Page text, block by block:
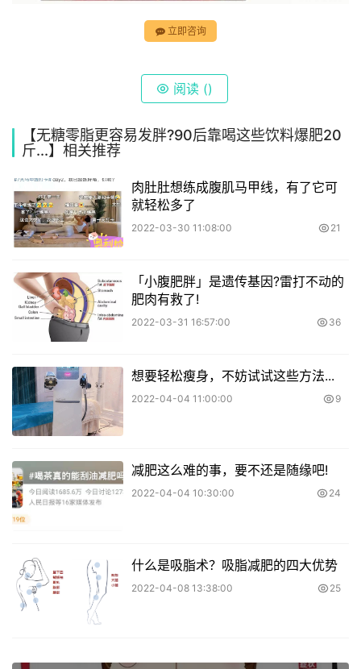
立即咨询
阅读 ()
【无糖零脂更容易发胖?90后靠喝这些饮料爆肥20
斤...】相关推荐
肉肚肚想练成腹肌马甲线，有了它可
就轻松多了
2022-03-30 11:08:00 21
「小腹肥胖」是遗传基因?雷打不动的
肥肉有救了!
2022-03-31 16:57:00 36
想要轻松瘦身，不妨试试这些方法...
2022-04-04 11:00:00 9
减肥这么难的事，要不还是随缘吧!
2022-04-04 10:30:00 24
什么是吸脂术？吸脂减肥的四大优势
2022-04-08 13:38:00 25